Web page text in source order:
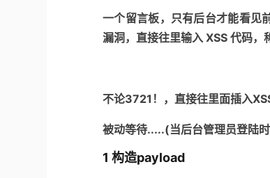
一个留言板，只有后台才能看见
漏洞，直接往里输入 XSS 代码，
不论3721！，直接往里面插入
被动等待.....(当后台管理员登陆时
1 构造payload